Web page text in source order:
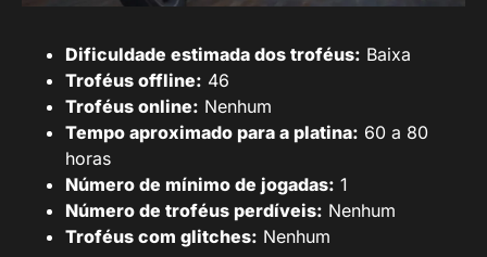
Dificuldade estimada dos troféus: Baixa
Troféus offline: 46
Troféus online: Nenhum
Tempo aproximado para a platina: 60 a 80
horas
Número de mínimo de jogadas: 1
Número de troféus perdíveis: Nenhum
Troféus com glitches: Nenhum